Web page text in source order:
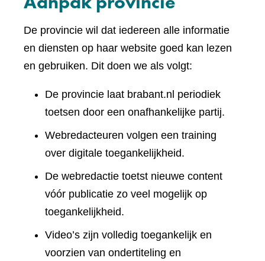
De provincie wil dat iedereen alle informatie
en diensten op haar website goed kan lezen
en gebruiken. Dit doen we als volgt:
De provincie laat brabant.nl periodiek
toetsen door een onafhankelijke partij.
Webredacteuren volgen een training
over digitale toegankelijkheid.
De webredactie toetst nieuwe content
vóór publicatie zo veel mogelijk op
toegankelijkheid.
Video’s zijn volledig toegankelijk en
voorzien van ondertiteling en